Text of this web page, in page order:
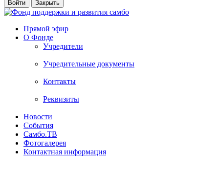
Прямой эфир
О Фонде
Учредители
Учредительные документы
Контакты
Реквизиты
Новости
События
Самбо.ТВ
Фотогалерея
Контактная информация